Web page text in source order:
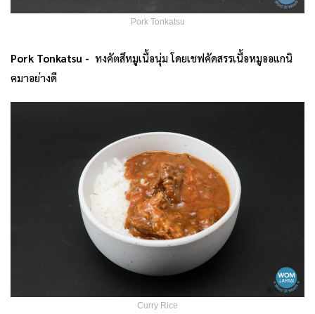
Pork Tonkatsu
Pork Tonkatsu - ทงคัตสึหมูเนื้อนุ่ม โดยเชฟคัดสรรเนื้อหมูออแกนิ
คมาอย่างดี
Curry Rice